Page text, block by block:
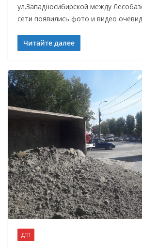
ул.Западносибирской между
сети появились фото и видео
Читайте далее
ДТП